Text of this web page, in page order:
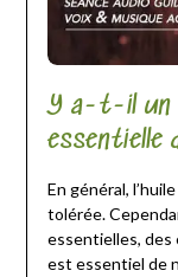
Y a-t-il un
essentielle
En général,
tolérée.
essentielles, des
est essentiel de